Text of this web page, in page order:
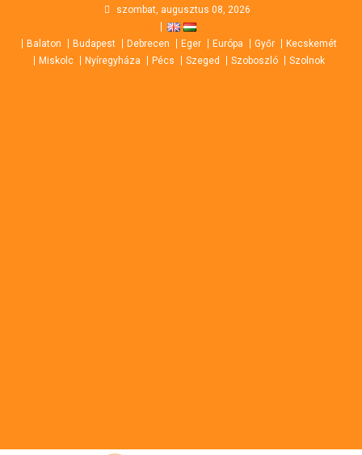
content
szombat, augusztus 08, 2026
Balaton Budapest Debrecen Eger Európa Győr
Kecskemét
Miskolc
Nyíregyháza Pécs Szeged Szoboszló Szolnok